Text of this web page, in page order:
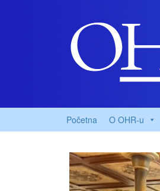
Početna O OHR-u